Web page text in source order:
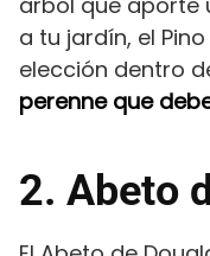
a tu jardín, el
elección dentro
perenne que
2. Abeto